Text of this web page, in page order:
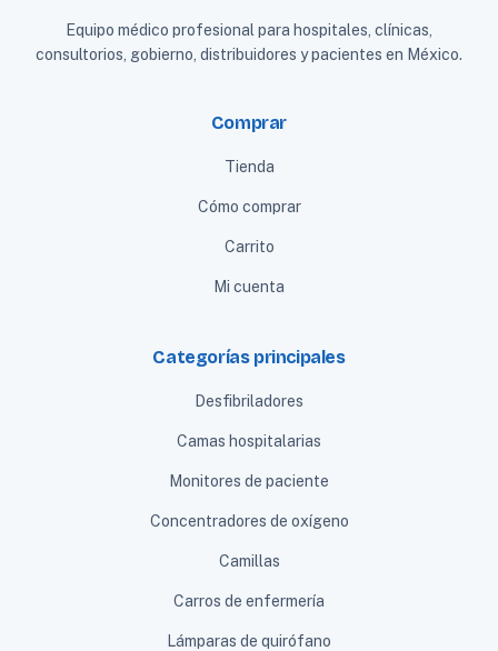
Equipo médico profesional para hospitales, clínicas,
consultorios, gobierno, distribuidores y pacientes en México.
Comprar
Tienda
Cómo comprar
Carrito
Mi cuenta
Categorías principales
Desfibriladores
Camas hospitalarias
Monitores de paciente
Concentradores de oxígeno
Camillas
Carros de enfermería
Lámparas de quirófano